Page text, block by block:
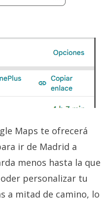
Maps te ofrecerá
ir de Madrid a
menos hasta la que
personalizar tu
a mitad de camino, lo